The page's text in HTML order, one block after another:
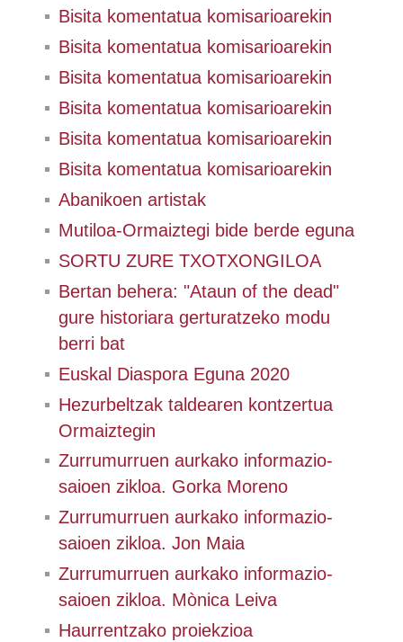
Bisita komentatua komisarioarekin
Bisita komentatua komisarioarekin
Bisita komentatua komisarioarekin
Bisita komentatua komisarioarekin
Bisita komentatua komisarioarekin
Bisita komentatua komisarioarekin
Abanikoen artistak
Mutiloa-Ormaiztegi bide berde eguna
SORTU ZURE TXOTXONGILOA
Bertan behera: "Ataun of the dead"
gure historiara gerturatzeko modu
berri bat
Euskal Diaspora Eguna 2020
Hezurbeltzak taldearen kontzertua
Ormaiztegin
Zurrumurruen aurkako informazio-
saioen zikloa. Gorka Moreno
Zurrumurruen aurkako informazio-
saioen zikloa. Jon Maia
Zurrumurruen aurkako informazio-
saioen zikloa. Mònica Leiva
Haurrentzako proiekzioa